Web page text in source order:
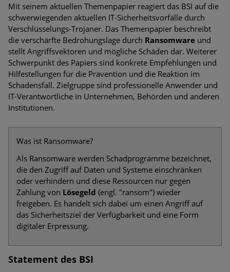
Mit seinem aktuellen Themenpapier reagiert das BSI auf die
schwerwiegenden aktuellen IT-Sicherheitsvorfälle durch
Verschlüsselungs-Trojaner. Das Themenpapier beschreibt
die verschärfte Bedrohungslage durch Ransomware und
stellt Angriffsvektoren und mögliche Schäden dar. Weiterer
Schwerpunkt des Papiers sind konkrete Empfehlungen und
Hilfestellungen für die Prävention und die Reaktion im
Schadensfall. Zielgruppe sind professionelle Anwender und
IT-Verantwortliche in Unternehmen, Behörden und anderen
Institutionen.
Was ist Ransomware?
Als Ransomware werden Schadprogramme bezeichnet,
die den Zugriff auf Daten und Systeme einschränken
oder verhindern und diese Ressourcen nur gegen
Zahlung von Lösegeld (engl. "ransom") wieder
freigeben. Es handelt sich dabei um einen Angriff auf
das Sicherheitsziel der Verfügbarkeit und eine Form
digitaler Erpressung.
Statement des BSI